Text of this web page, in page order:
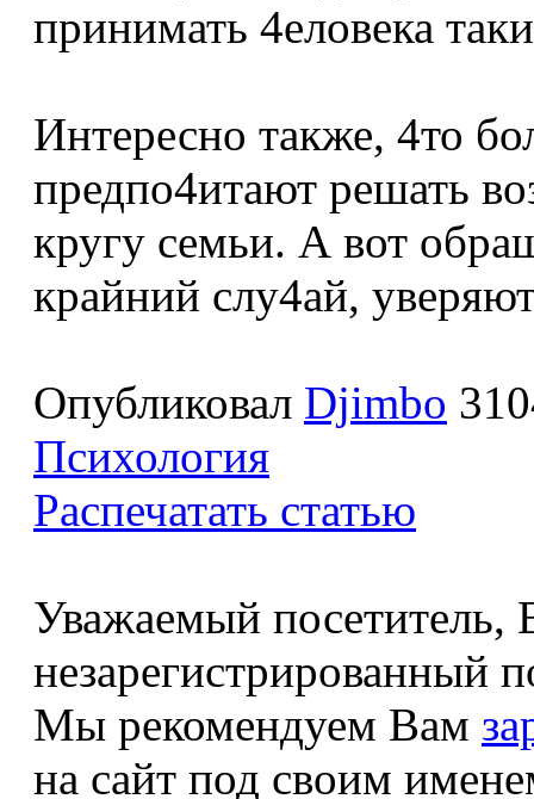
принимать 4еловека
Интересно также, 4то
предпо4итают решать
кругу семьи. А вот
крайний слу4ай,
Опубликовал Djimbo
Психология
Распечатать статью
Уважаемый посетитель,
незарегистрированный
Мы рекомендуем Вам
на сайт под своим